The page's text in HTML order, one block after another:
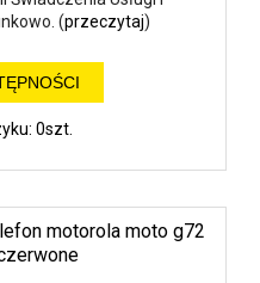
(przeczytaj)
0szt.